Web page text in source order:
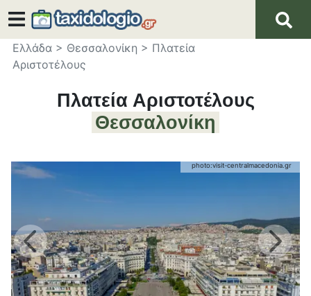
Ελλάδα > Θεσσαλονίκη > Πλατεία
Αριστοτέλους
Πλατεία Αριστοτέλους
Θεσσαλονίκη
photo:visit-centralmacedonia.gr